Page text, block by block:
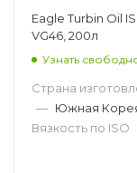
Eagle Turbin Oil
VG46, 200л
Узнать
Страна
— Южная
Вязкость по ISO